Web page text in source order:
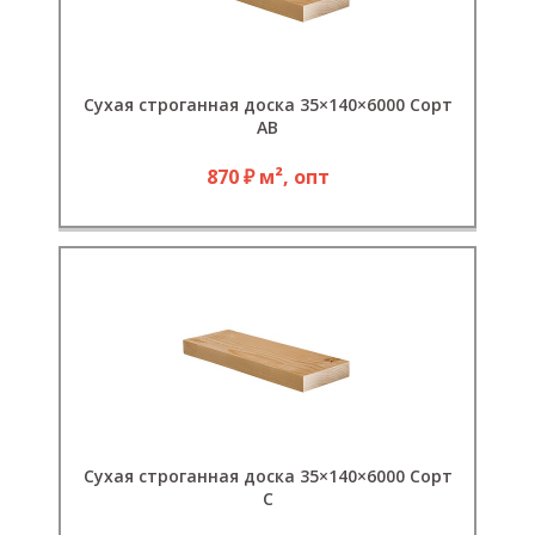
Сухая строганная доска 35×140×6000 Сорт
АВ
870 ₽ м², опт
Сухая строганная доска 35×140×6000 Сорт
С